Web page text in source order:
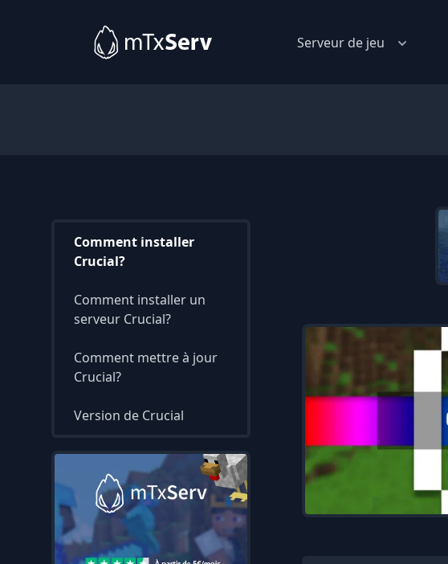
Serveur de jeu
Comment installer
Crucial?
Comment installer un
serveur Crucial?
Comment mettre à jour
Crucial?
Version de Crucial